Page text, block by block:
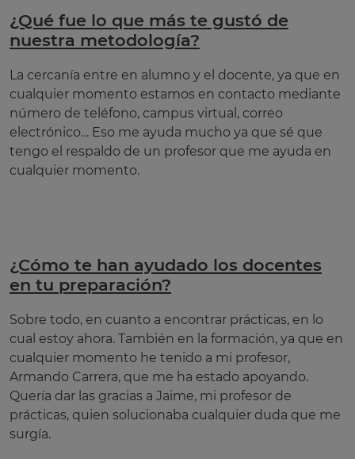
¿Qué fue lo que más te gustó de
nuestra metodología?
La cercanía entre en alumno y el docente, ya que en
cualquier momento estamos en contacto mediante
número de teléfono, campus virtual, correo
electrónico… Eso me ayuda mucho ya que sé que
tengo el respaldo de un profesor que me ayuda en
cualquier momento.
¿Cómo te han ayudado los docentes
en tu preparación?
Sobre todo, en cuanto a encontrar prácticas, en lo
cual estoy ahora. También en la formación, ya que en
cualquier momento he tenido a mi profesor,
Armando Carrera, que me ha estado apoyando.
Quería dar las gracias a Jaime, mi profesor de
prácticas, quien solucionaba cualquier duda que me
surgía.